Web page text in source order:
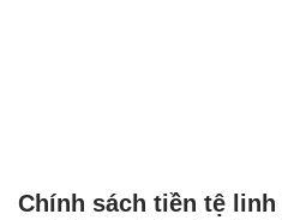
Chính sách tiền tệ